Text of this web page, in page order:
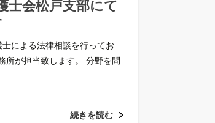
士会松戸支部にて
による法律相談を行ってお
所が担当致します。 分野を問
続きを読む